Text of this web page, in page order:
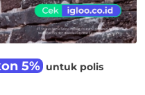
5% untuk polis